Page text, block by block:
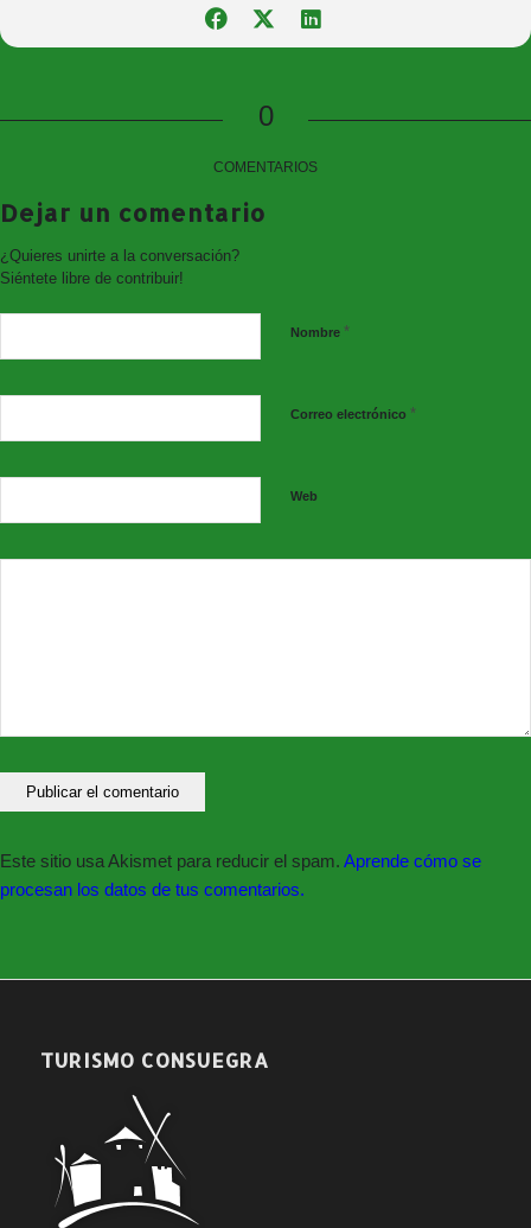
0
COMENTARIOS
Dejar un comentario
¿Quieres unirte a la conversación?
Siéntete libre de contribuir!
Nombre *
Correo electrónico *
Web
Este sitio usa Akismet para reducir el spam. Aprende cómo se
procesan los datos de tus comentarios.
TURISMO CONSUEGRA